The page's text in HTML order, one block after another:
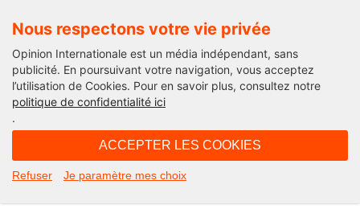
Nous respectons votre vie privée
Opinion Internationale est un média indépendant, sans
publicité. En poursuivant votre navigation, vous acceptez
l’utilisation de Cookies. Pour en savoir plus, consultez notre
politique de confidentialité ici
.
ACCEPTER LES COOKIES
Refuser Je paramètre mes choix
Edito
Coronavirus : et si Macron avait